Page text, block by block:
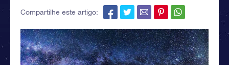
Compartilhe este artigo: